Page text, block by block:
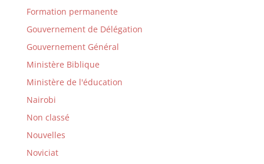
Formation permanente
Gouvernement de Délégation
Gouvernement Général
Ministère Biblique
Ministère de l'éducation
Nairobi
Non classé
Nouvelles
Noviciat